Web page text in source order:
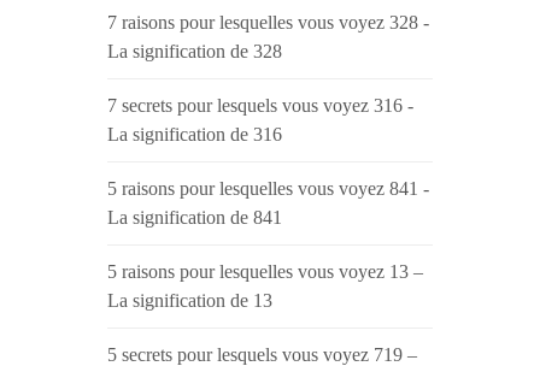
7 raisons pour lesquelles vous voyez 328 -
La signification de 328
7 secrets pour lesquels vous voyez 316 -
La signification de 316
5 raisons pour lesquelles vous voyez 841 -
La signification de 841
5 raisons pour lesquelles vous voyez 13 –
La signification de 13
5 secrets pour lesquels vous voyez 719 –